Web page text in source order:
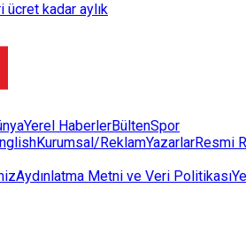
ücret kadar aylık
Yerel HaberlerBültenSpor
Kurumsal/ReklamYazarlarResmi
Aydınlatma Metni ve Veri Politikası